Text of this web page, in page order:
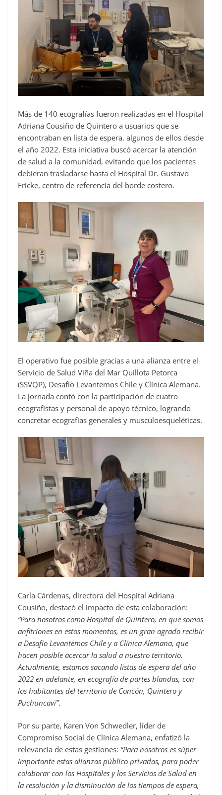
Más de 140 ecografías fueron realizadas en el Hospital
Adriana Cousiño de Quintero a usuarios que se
encontraban en lista de espera, algunos de ellos desde
el año 2022. Esta iniciativa buscó acercar la atención
de salud a la comunidad, evitando que los pacientes
debieran trasladarse hasta el Hospital Dr. Gustavo
Fricke, centro de referencia del borde costero.
El operativo fue posible gracias a una alianza entre el
Servicio de Salud Viña del Mar Quillota Petorca
(SSVQP), Desafío Levantemos Chile y Clínica Alemana.
La jornada contó con la participación de cuatro
ecografistas y personal de apoyo técnico, logrando
concretar ecografías generales y musculoesqueléticas.
Carla Cárdenas, directora del Hospital Adriana
Cousiño, destacó el impacto de esta colaboración:
“Para nosotros como Hospital de Quintero, en que somos
anfitriones en estos momentos, es un gran agrado recibir
a Desafío Levantemos Chile y a Clínica Alemana, que
hacen posible acercar la salud a nuestro territorio.
Actualmente, estamos sacando listas de espera del año
2022 en adelante, en ecografía de partes blandas, con
los habitantes del territorio de Concón, Quintero y
Puchuncaví”.
Por su parte, Karen Von Schwedler, líder de
Compromiso Social de Clínica Alemana, enfatizó la
relevancia de estas gestiones: “Para nosotros es súper
importante estas alianzas público privadas, para poder
colaborar con los Hospitales y los Servicios de Salud en
la resolución y la disminución de los tiempos de espera,